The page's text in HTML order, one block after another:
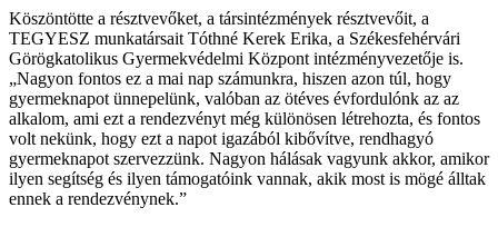
Köszöntötte a résztvevőket, a társintézmények résztvevőit, a
TEGYESZ munkatársait Tóthné Kerek Erika, a Székesfehérvári
Görögkatolikus Gyermekvédelmi Központ intézményvezetője is.
„Nagyon fontos ez a mai nap számunkra, hiszen azon túl, hogy
gyermeknapot ünnepelünk, valóban az ötéves évfordulónk az az
alkalom, ami ezt a rendezvényt még különösen létrehozta, és fontos
volt nekünk, hogy ezt a napot igazából kibővítve, rendhagyó
gyermeknapot szervezzünk. Nagyon hálásak vagyunk akkor, amikor
ilyen segítség és ilyen támogatóink vannak, akik most is mögé álltak
ennek a rendezvénynek.”